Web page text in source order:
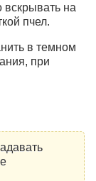
вскрывать на
пчел.
в темном
при